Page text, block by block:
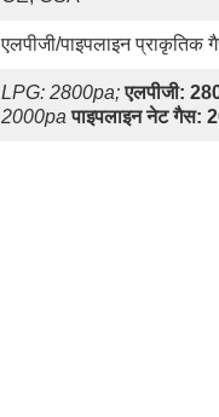
एलपीजी/पाइपलाइन प्राकृतिक
LPG: 2800pa; एलपीजी:
2000pa पाइपलाइन नेट गैस: